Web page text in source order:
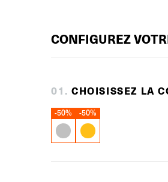
CONFIGUREZ
01 . CHOISISSEZ LA
-50% -50%